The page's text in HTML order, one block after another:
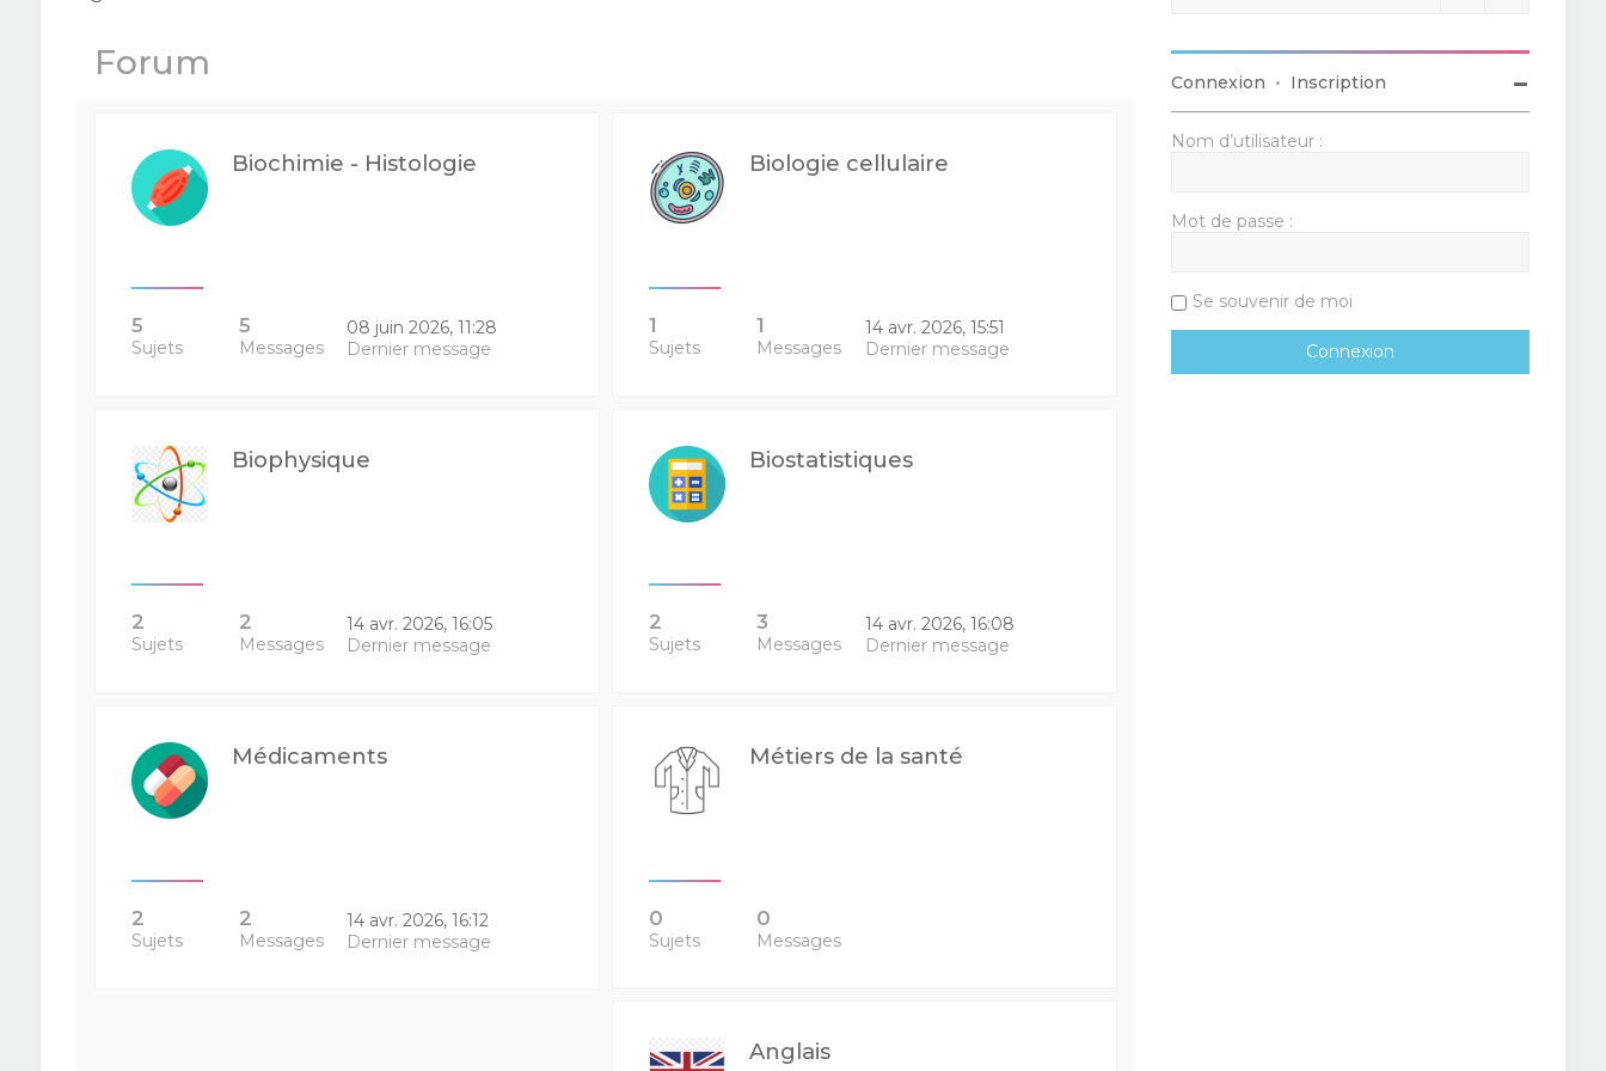
Forum
Biochimie - Histologie
5
Sujets
5
Messages
08 juin 2026, 11:28
Dernier message
Biologie cellulaire
1
Sujets
1
Messages
14 avr. 2026, 15:51
Dernier message
Biophysique
2
Sujets
2
Messages
14 avr. 2026, 16:05
Dernier message
Biostatistiques
2
Sujets
3
Messages
14 avr. 2026, 16:08
Dernier message
Médicaments
2
Sujets
2
Messages
14 avr. 2026, 16:12
Dernier message
Métiers de la santé
0
Sujets
0
Messages
Anglais
Connexion • Inscription
Nom d’utilisateur :
Mot de passe :
Se souvenir de moi